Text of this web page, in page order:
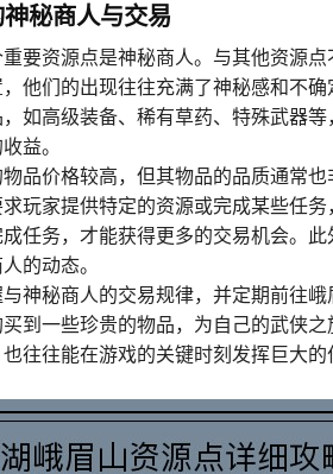
秘商人与交易
要资源点是神秘商人。与其他资源
他们的出现往往充满了神秘感和不
如高级装备、稀有草药、特殊武器
益。
品价格较高，但其物品的品质通常
玩家提供特定的资源或完成某些任
任务，才能获得更多的交易机会。
的动态。
神秘商人的交易规律，并定期前往
到一些珍贵的物品，为自己的武侠
往往能在游戏的关键时刻发挥巨大的